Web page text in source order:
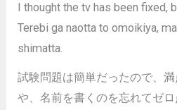
I thought the tv has been fixed,
Terebi ga naotta to omoikiya,
shimatta.
試験問題は簡単だったので、
や、名前を書くのを忘れてゼロ